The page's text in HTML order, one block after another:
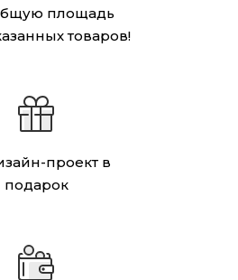
площадь
товаров!
проект в
подарок